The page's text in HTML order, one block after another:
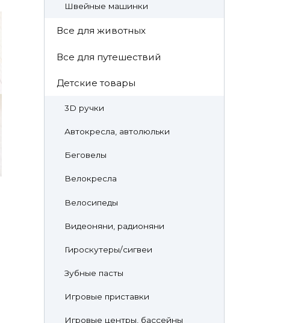
Швейные машинки
Все для животных
Все для путешествий
Детские товары
3D ручки
Автокресла, автолюльки
Беговелы
Велокресла
Велосипеды
Видеоняни, радионяни
Гироскутеры/сигвеи
Зубные пасты
Игровые приставки
Игровые центры, бассейны